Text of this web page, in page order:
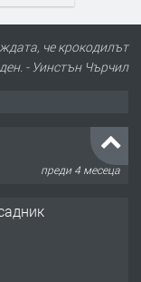
че крокодилът
- Уинстън Чърчил
преди 4 месеца